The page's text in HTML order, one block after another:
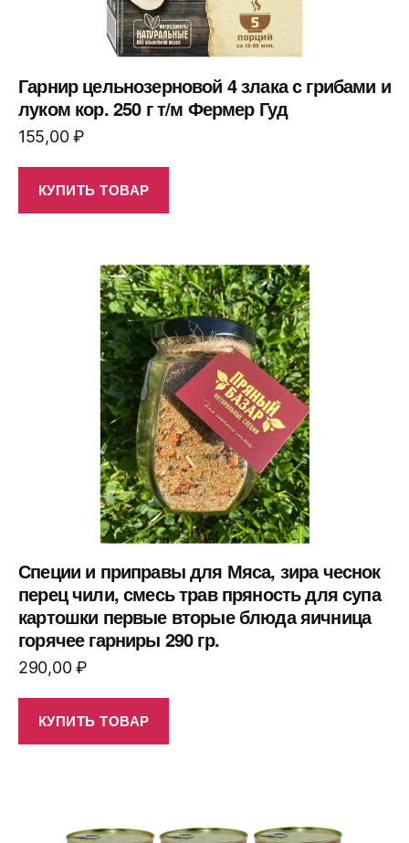
Гарнир цельнозерновой 4 злака с грибами и
луком кор. 250 г т/м Фермер Гуд
155,00₽
КУПИТЬ ТОВАР
Специи и приправы для Мяса, зира чеснок
перец чили, смесь трав пряность для супа
картошки первые вторые блюда яичница
горячее гарниры 290 гр.
290,00₽
КУПИТЬ ТОВАР